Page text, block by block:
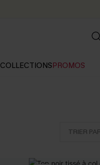
COLLECTIONSPROMOS
TRIER